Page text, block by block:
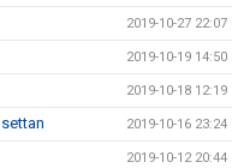
2019-10-27 22:07
2019-10-19 14:50
2019-10-18 12:19
2019-10-16 23:24
2019-10-12 20:44